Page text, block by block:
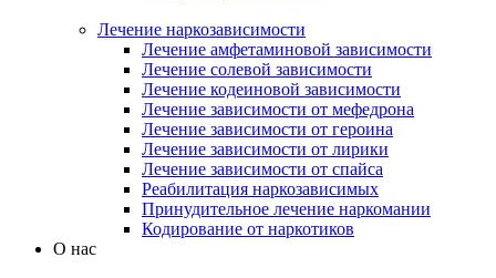
Лечение наркозависимости
Лечение амфетаминовой зависимости
Лечение солевой зависимости
Лечение кодеиновой зависимости
Лечение зависимости от мефедрона
Лечение зависимости от героина
Лечение зависимости от лирики
Лечение зависимости от спайса
Реабилитация наркозависимых
Принудительное лечение наркомании
Кодирование от наркотиков
О нас